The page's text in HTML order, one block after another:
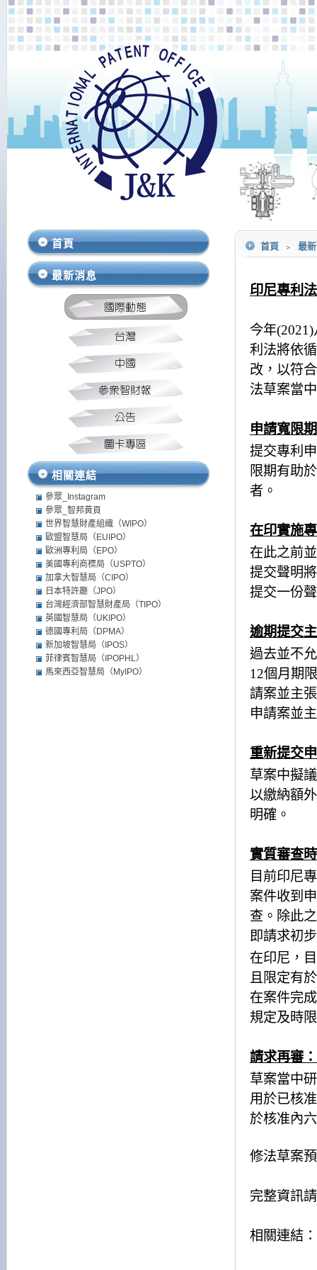
首頁 ﹥ 最
印尼專利
今年(2021)
利法將依
改，以符
法草案當
申請寬限
提交專利
限期有助
者。
在印實施
在此之前
提交聲明
提交一份
逾期提交
過去並不
12個月期
請案並主
申請案並
重新提交
草案中擬
以繳納額
明確。
實質審查
目前印尼
案件收到
查。除此
即請求初
在印尼，
且限定有
在案件完
規定及時
請求再審：
草案當中
用於已核
於核准內
修法草案
完整資訊
相關連結：
首頁
最新消息
相關連結
參眾_Instagram
參眾_智邦黃頁
世界智慧財產組織（WIPO）
歐盟智慧局（EUIPO）
歐洲專利局（EPO）
美國專利商標局（USPTO）
加拿大智慧局（CIPO）
日本特許廳（JPO）
台灣經濟部智慧財產局（TIPO）
英國智慧局（UKIPO）
德國專利局（DPMA）
新加坡智慧局（IPOS）
菲律賓智慧局（IPOPHL）
馬來西亞智慧局（MyIPO）